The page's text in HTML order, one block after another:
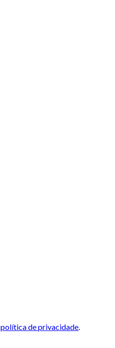
política de privacidade.